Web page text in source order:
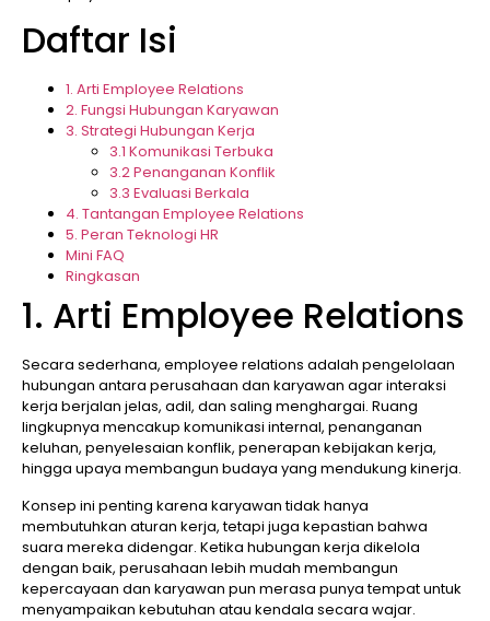
Daftar Isi
1. Arti Employee Relations
2. Fungsi Hubungan Karyawan
3. Strategi Hubungan Kerja
3.1 Komunikasi Terbuka
3.2 Penanganan Konflik
3.3 Evaluasi Berkala
4. Tantangan Employee Relations
5. Peran Teknologi HR
Mini FAQ
Ringkasan
1. Arti Employee Relations
Secara sederhana, employee relations adalah pengelolaan
hubungan antara perusahaan dan karyawan agar interaksi
kerja berjalan jelas, adil, dan saling menghargai. Ruang
lingkupnya mencakup komunikasi internal, penanganan
keluhan, penyelesaian konflik, penerapan kebijakan kerja,
hingga upaya membangun budaya yang mendukung kinerja.
Konsep ini penting karena karyawan tidak hanya
membutuhkan aturan kerja, tetapi juga kepastian bahwa
suara mereka didengar. Ketika hubungan kerja dikelola
dengan baik, perusahaan lebih mudah membangun
kepercayaan dan karyawan pun merasa punya tempat untuk
menyampaikan kebutuhan atau kendala secara wajar.